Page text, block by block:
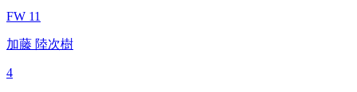
FW 11
加藤 陸次樹
4